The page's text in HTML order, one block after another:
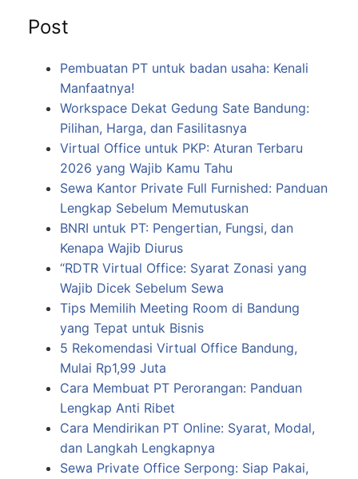
Post
Pembuatan PT untuk badan usaha: Kenali
Manfaatnya!
Workspace Dekat Gedung Sate Bandung:
Pilihan, Harga, dan Fasilitasnya
Virtual Office untuk PKP: Aturan Terbaru
2026 yang Wajib Kamu Tahu
Sewa Kantor Private Full Furnished: Panduan
Lengkap Sebelum Memutuskan
BNRI untuk PT: Pengertian, Fungsi, dan
Kenapa Wajib Diurus
“RDTR Virtual Office: Syarat Zonasi yang
Wajib Dicek Sebelum Sewa
Tips Memilih Meeting Room di Bandung
yang Tepat untuk Bisnis
5 Rekomendasi Virtual Office Bandung,
Mulai Rp1,99 Juta
Cara Membuat PT Perorangan: Panduan
Lengkap Anti Ribet
Cara Mendirikan PT Online: Syarat, Modal,
dan Langkah Lengkapnya
Sewa Private Office Serpong: Siap Pakai,